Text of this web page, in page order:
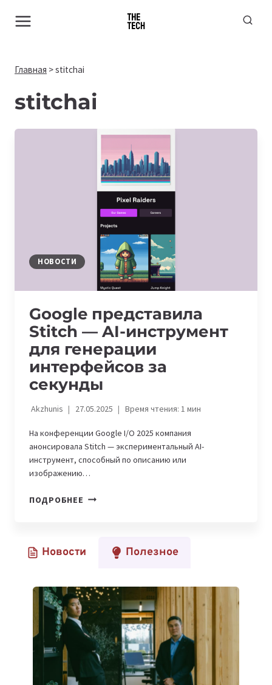
Главная >stitchai
stitchai
НОВОСТИ
Google представила
Stitch — AI-инструмент
для генерации
интерфейсов за
секунды
Akzhunis 27.05.2025 Время чтения: 1мин
На конференции Google I/O 2025 компания
анонсировала Stitch — экспериментальный AI-
инструмент, способный по описанию или
изображению…
ПОДРОБНЕЕ GOOGLE
AI-
ГЕНЕРАЦИИ
ИНТЕРФЕЙСОВ
ЗА
СЕКУНДЫ
Новости Полезное